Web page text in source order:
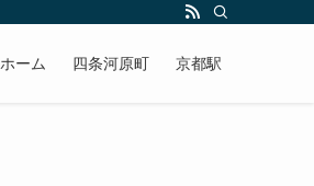
ホーム 四条河原町 京都駅